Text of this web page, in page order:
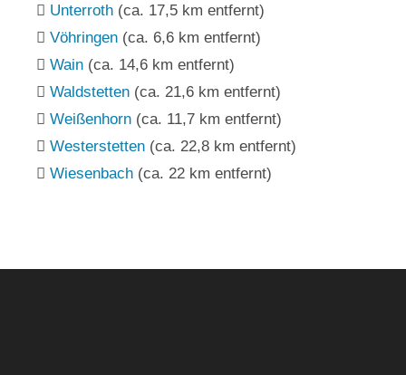
Unterroth (ca. 17,5 km entfernt)
Vöhringen (ca. 6,6 km entfernt)
Wain (ca. 14,6 km entfernt)
Waldstetten (ca. 21,6 km entfernt)
Weißenhorn (ca. 11,7 km entfernt)
Westerstetten (ca. 22,8 km entfernt)
Wiesenbach (ca. 22 km entfernt)